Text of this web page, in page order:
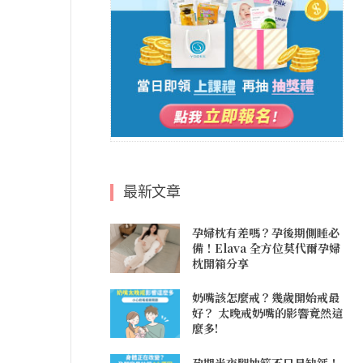
最新文章
孕婦枕有差嗎？孕後期側睡必
備！Elava 全方位莫代爾孕婦
枕開箱分享
奶嘴該怎麼戒？幾歲開始戒最
好？ 太晚戒奶嘴的影響竟然這
麼多!